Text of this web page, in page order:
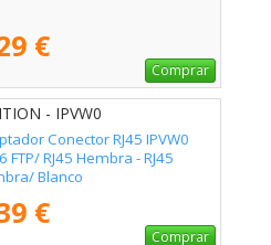
€
Comprar
- IPVW0
Conector RJ45 IPVW0
FTP/ RJ45 Hembra - RJ45
Blanco
€
Comprar